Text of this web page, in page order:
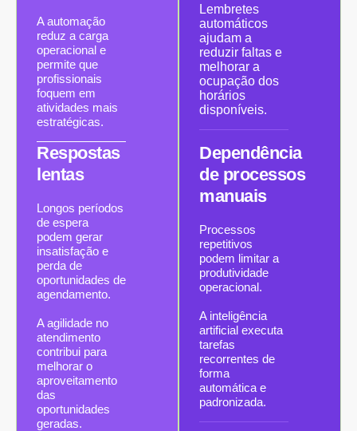
A automação
reduz a carga
operacional e
permite que
profissionais
foquem em
atividades mais
estratégicas.
Respostas
lentas
Longos períodos
de espera
podem gerar
insatisfação e
perda de
oportunidades de
agendamento.
A agilidade no
atendimento
contribui para
melhorar o
aproveitamento
das
oportunidades
geradas.
Lembretes
automáticos
ajudam a
reduzir faltas e
melhorar a
ocupação dos
horários
disponíveis.
Dependência
de processos
manuais
Processos
repetitivos
podem limitar a
produtividade
operacional.
A inteligência
artificial executa
tarefas
recorrentes de
forma
automática e
padronizada.